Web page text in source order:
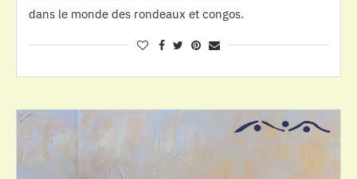
dans le monde des rondeaux et congos.